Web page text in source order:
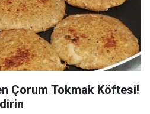
Çorum Tokmak Köftesi!